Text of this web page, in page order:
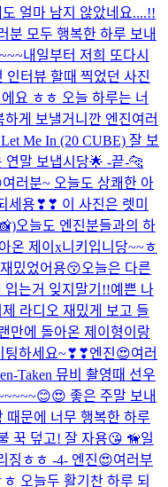
얼마 남지 않았네요....!!
분 모두 행복한 하루 보내
내일부터 저희 또다시
인터뷰 할때 찍었던 사진
요 ㅎㅎ 오늘 하루는 너
게 보낼거니깐 엔진여러
Let Me In (20 CUBE) 잘 보
연말 보냅시당🌟 -끝-🐆
러분~ 오늘도 상쾌한 아
세용❣❣ 이 사진은 렛미
오늘도 엔진분들과의 하
온 제이x니키입니당~~ㅎ
밌었어용😚오늘은 다른
는거 잊지말기!!예쁜 나
라디오 재밌게 보고 들
만에 돌아온 제이형이랑
팅하세요~❣❣엔진😍여러
Taken 뮤비 촬영때 선우
좋은 주말 보내
때문에 너무 행복한 하루
꾹 덮고! 잘 자용😘 🦮일
징ㅎㅎ -4- 엔진😍여러부
오늘두 활기찬 하루 되